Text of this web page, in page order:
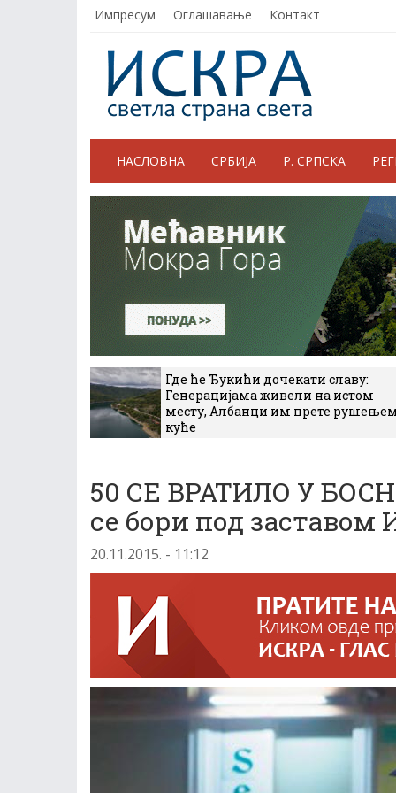
Импресум Оглашавање Контакт
НАСЛОВНА СРБИЈА Р. СРПСКА
Где ће Ђукићи дочекати славу:
Генерацијама живели на истом
месту, Албанци им прете
куће
50 СЕ ВРАТИЛО У
се бори под заставом
20.11.2015. - 11:12